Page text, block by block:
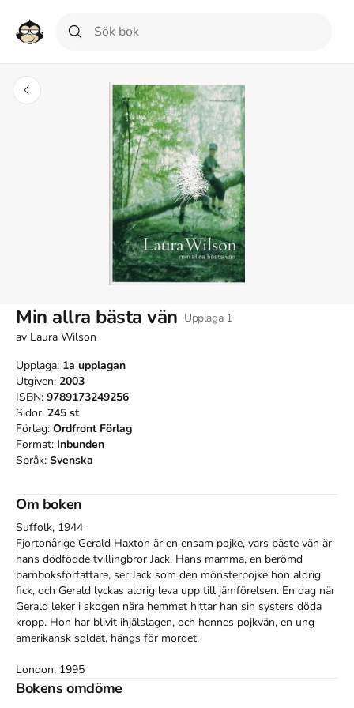
Min allra bästa vän Upplaga 1
av Laura Wilson
Upplaga: 1a upplagan
Utgiven: 2003
ISBN: 9789173249256
Sidor: 245 st
Förlag: Ordfront Förlag
Format: Inbunden
Språk: Svenska
Om boken
Suffolk, 1944
Fjortonårige Gerald Haxton är en ensam pojke, vars bäste vän är
hans dödfödde tvillingbror Jack. Hans mamma, en berömd
barnboksförfattare, ser Jack som den mönsterpojke hon aldrig
fick, och Gerald lyckas aldrig leva upp till jämförelsen. En dag när
Gerald leker i skogen nära hemmet hittar han sin systers döda
kropp. Hon har blivit ihjälslagen, och hennes pojkvän, en ung
amerikansk soldat, hängs för mordet.
London, 1995
Medan man förbereder firandet av femtioårsjubileet av andra
Bokens omdöme